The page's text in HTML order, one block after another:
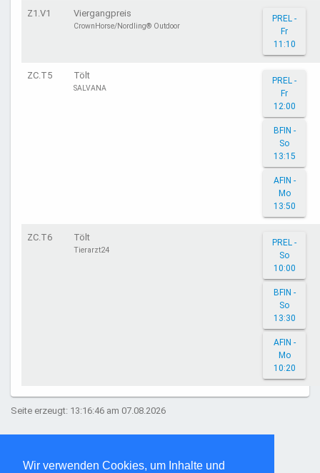
Wir verwenden Cookies, um Inhalte und
Z1.V1 Viergangpreis
CrownHorse/Nordling® Outdoor
PREL -
Fr
11:10
ZC.T5 Tölt
SALVANA
PREL -
Fr
12:00
BFIN -
So
13:15
AFIN -
Mo
13:50
ZC.T6 Tölt
Tierarzt24
PREL -
So
10:00
BFIN -
So
13:30
AFIN -
Mo
10:20
Seite erzeugt: 13:16:46 am 07.08.2026